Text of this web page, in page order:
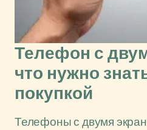
Телефон с
что нужно
покупкой
Телефоны с двумя